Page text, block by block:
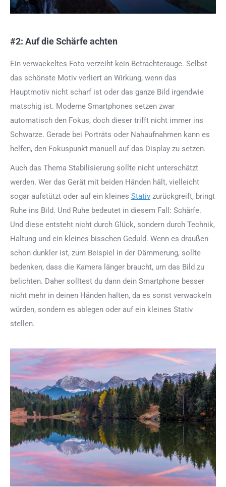
#2: Auf die Schärfe achten
Ein verwackeltes Foto verzeiht kein Betrachterauge. Selbst
das schönste Motiv verliert an Wirkung, wenn das
Hauptmotiv nicht scharf ist oder das ganze Bild irgendwie
matschig ist. Moderne Smartphones setzen zwar
automatisch den Fokus, doch dieser trifft nicht immer ins
Schwarze. Gerade bei Porträts oder Nahaufnahmen kann es
helfen, den Fokuspunkt manuell auf das Display zu setzen.
Auch das Thema Stabilisierung sollte nicht unterschätzt
werden. Wer das Gerät mit beiden Händen hält, vielleicht
sogar aufstützt oder auf ein kleines Stativ zurückgreift, bringt
Ruhe ins Bild. Und Ruhe bedeutet in diesem Fall: Schärfe.
Und diese entsteht nicht durch Glück, sondern durch Technik,
Haltung und ein kleines bisschen Geduld. Wenn es draußen
schon dunkler ist, zum Beispiel in der Dämmerung, sollte
bedenken, dass die Kamera länger braucht, um das Bild zu
belichten. Daher solltest du dann dein Smartphone besser
nicht mehr in deinen Händen halten, da es sonst verwackeln
würden, sondern es ablegen oder auf ein kleines Stativ
stellen.